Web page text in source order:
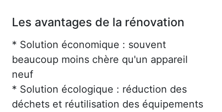
Les avantages de la rénovation
* Solution économique : souvent
beaucoup moins chère qu'un appareil
neuf
* Solution écologique : réduction des
déchets et réutilisation des équipements